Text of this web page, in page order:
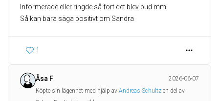
Informerade eller ringde så fort det blev bud mm.
1
Åsa F
2026-06-07
Köpte sin lägenhet med hjälp av Andreas Schultz en del av